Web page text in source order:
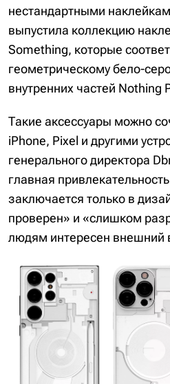
нестандартными
выпустила коллекцию
Something, которые
геометрическому бело-
внутренних частей Nothing
Такие аксессуары можно
iPhone, Pixel и другими
генерального директора
главная
заключается только в
проверен» и «слишком
людям интересен внешний